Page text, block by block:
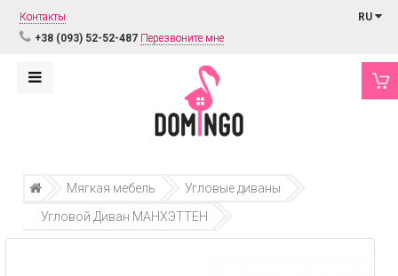
Контакты
+38 (093) 52-52-487 Перезвоните мне
RU
Мягкая мебель
Угловые диваны
Угловой Диван МАНХЭТТЕН